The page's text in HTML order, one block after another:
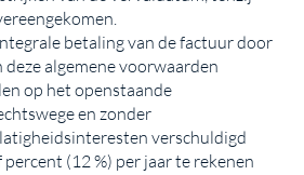
betaling van de factuur door
algemene voorwaarden
op het openstaande
en zonder
verschuldigd
(12 %) per jaar te rekenen